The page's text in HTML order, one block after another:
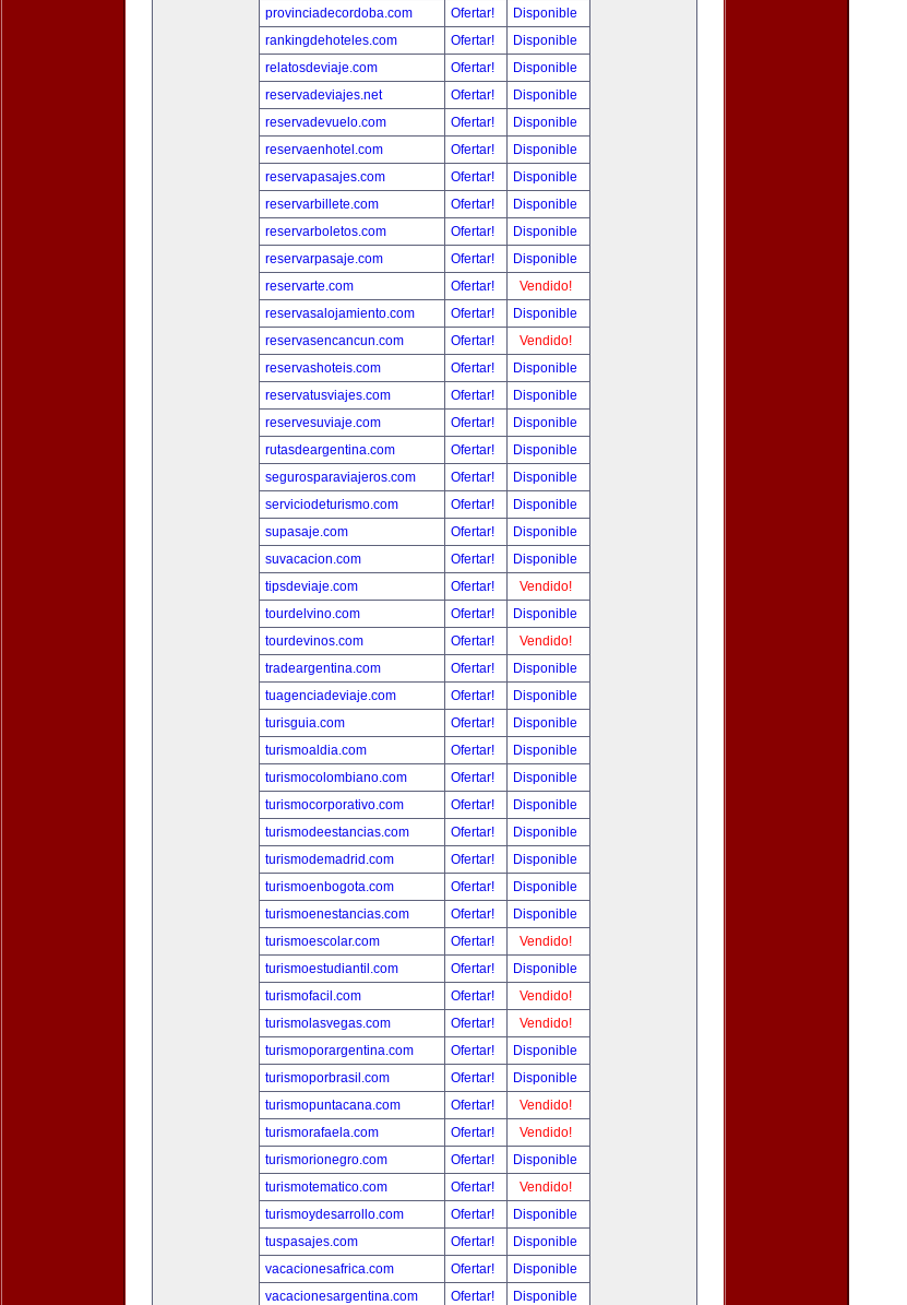
provinciadecordoba.com
Ofertar!
Disponible
rankingdehoteles.com
Ofertar!
Disponible
relatosdeviaje.com
Ofertar!
Disponible
reservadeviajes.net
Ofertar!
Disponible
reservadevuelo.com
Ofertar!
Disponible
reservaenhotel.com
Ofertar!
Disponible
reservapasajes.com
Ofertar!
Disponible
reservarbillete.com
Ofertar!
Disponible
reservarboletos.com
Ofertar!
Disponible
reservarpasaje.com
Ofertar!
Disponible
reservarte.com
Ofertar!
Vendido!
reservasalojamiento.com
Ofertar!
Disponible
reservasencancun.com
Ofertar!
Vendido!
reservashoteis.com
Ofertar!
Disponible
reservatusviajes.com
Ofertar!
Disponible
reservesuviaje.com
Ofertar!
Disponible
rutasdeargentina.com
Ofertar!
Disponible
segurosparaviajeros.com
Ofertar!
Disponible
serviciodeturismo.com
Ofertar!
Disponible
supasaje.com
Ofertar!
Disponible
suvacacion.com
Ofertar!
Disponible
tipsdeviaje.com
Ofertar!
Vendido!
tourdelvino.com
Ofertar!
Disponible
tourdevinos.com
Ofertar!
Vendido!
tradeargentina.com
Ofertar!
Disponible
tuagenciadeviaje.com
Ofertar!
Disponible
turisguia.com
Ofertar!
Disponible
turismoaldia.com
Ofertar!
Disponible
turismocolombiano.com
Ofertar!
Disponible
turismocorporativo.com
Ofertar!
Disponible
turismodeestancias.com
Ofertar!
Disponible
turismodemadrid.com
Ofertar!
Disponible
turismoenbogota.com
Ofertar!
Disponible
turismoenestancias.com
Ofertar!
Disponible
turismoescolar.com
Ofertar!
Vendido!
turismoestudiantil.com
Ofertar!
Disponible
turismofacil.com
Ofertar!
Vendido!
turismolasvegas.com
Ofertar!
Vendido!
turismoporargentina.com
Ofertar!
Disponible
turismoporbrasil.com
Ofertar!
Disponible
turismopuntacana.com
Ofertar!
Vendido!
turismorafaela.com
Ofertar!
Vendido!
turismorionegro.com
Ofertar!
Disponible
turismotematico.com
Ofertar!
Vendido!
turismoydesarrollo.com
Ofertar!
Disponible
tuspasajes.com
Ofertar!
Disponible
vacacionesafrica.com
Ofertar!
Disponible
vacacionesargentina.com
Ofertar!
Disponible